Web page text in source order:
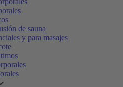
de sauna
y para masajes